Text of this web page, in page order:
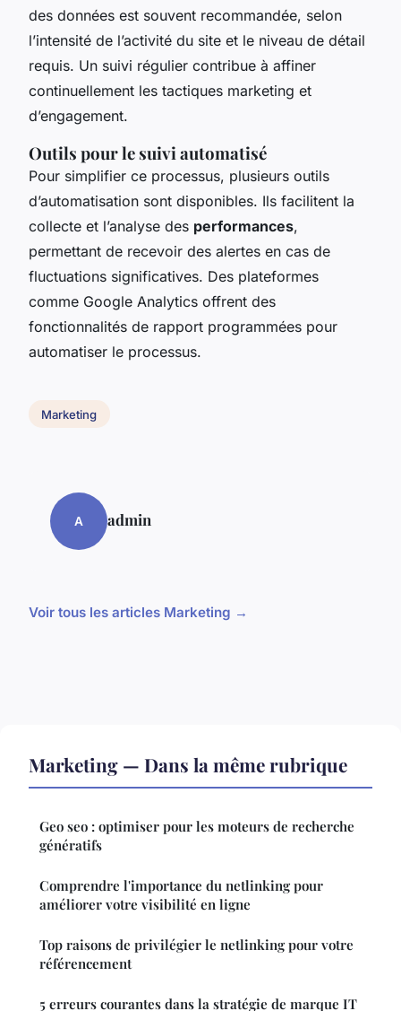
des données est souvent recommandée, selon
l’intensité de l’activité du site et le niveau de détail
requis. Un suivi régulier contribue à affiner
continuellement les tactiques marketing et
d’engagement.
Outils pour le suivi automatisé
Pour simplifier ce processus, plusieurs outils
d’automatisation sont disponibles. Ils facilitent la
collecte et l’analyse des performances,
permettant de recevoir des alertes en cas de
fluctuations significatives. Des plateformes
comme Google Analytics offrent des
fonctionnalités de rapport programmées pour
automatiser le processus.
Marketing
A admin
Voir tous les articles Marketing →
Marketing — Dans la même rubrique
Geo seo : optimiser pour les moteurs de recherche
génératifs
Comprendre l'importance du netlinking pour
améliorer votre visibilité en ligne
Top raisons de privilégier le netlinking pour votre
référencement
5 erreurs courantes dans la stratégie de marque IT